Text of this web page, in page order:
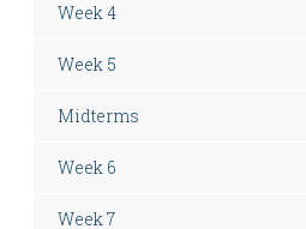
Week 4
Week 5
Midterms
Week 6
Week 7